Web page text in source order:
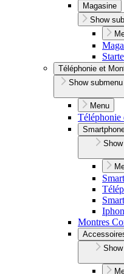
Magasine
Show
Téléphonie et
Show
Menu
Téléphonie
Montres